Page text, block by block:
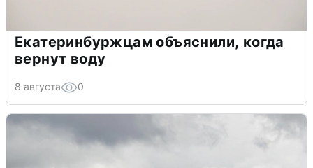
Екатеринбуржцам объяснили, когда
вернут воду
8 августа 0